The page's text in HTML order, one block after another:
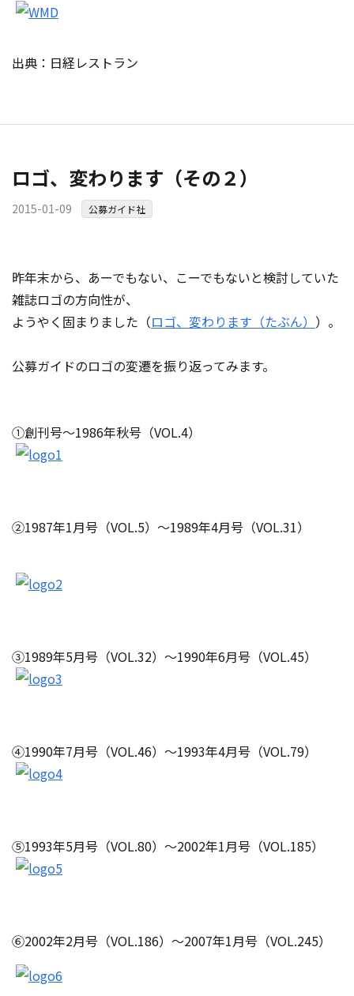
出典：日経レストラン
ロゴ、変わります（その２）
2015-01-09 公募ガイド社
昨年末から、あーでもない、こーでもないと検討していた
雑誌ロゴの方向性が、
ようやく固まりました（ロゴ、変わります（たぶん） ）。
公募ガイドのロゴの変遷を振り返ってみます。
①創刊号～1986年秋号（VOL.4）
②1987年1月号（VOL.5）～1989年4月号（VOL.31）
③1989年5月号（VOL.32）～1990年6月号（VOL.45）
④1990年7月号（VOL.46）～1993年4月号（VOL.79）
⑤1993年5月号（VOL.80）～2002年1月号（VOL.185）
⑥2002年2月号（VOL.186）～2007年1月号（VOL.245）